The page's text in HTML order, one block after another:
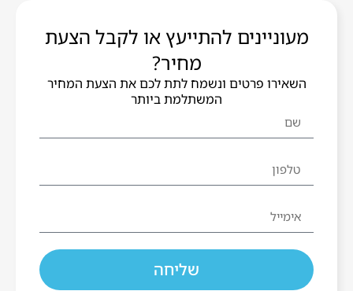
מעוניינים להתייעץ או לקבל הצעת
מחיר?
השאירו פרטים ונשמח לתת לכם את הצעת המחיר
המשתלמת ביותר
שליחה